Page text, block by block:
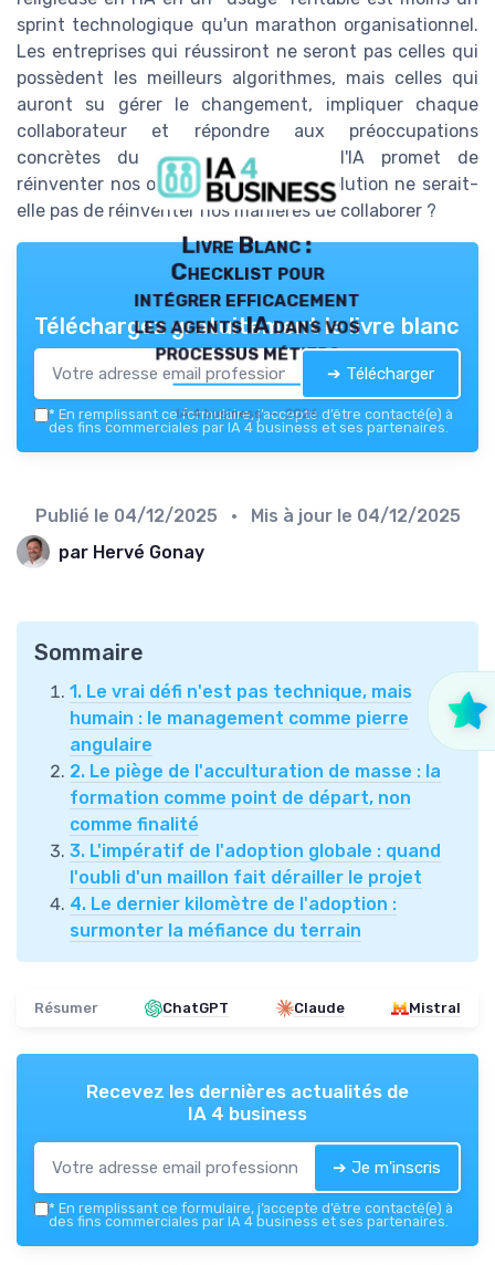
sprint technologique qu'un marathon organisationnel.
Les entreprises qui réussiront ne seront pas celles qui
possèdent les meilleurs algorithmes, mais celles qui
auront su gérer le changement, impliquer chaque
collaborateur et répondre aux préoccupations
concrètes du terrain. Alors que l'IA promet de
réinventer nos outils, la véritable révolution ne serait-
elle pas de réinventer nos manières de collaborer ?
Livre Blanc :
Checklist pour
intégrer efficacement
les agents IA dans vos
processus métiers
IA 4 business — 2026
Téléchargez gratuitement le livre blanc
➔ Télécharger
* En remplissant ce formulaire, j’accepte d’être contacté(e) à
des fins commerciales par IA 4 business et ses partenaires.
Publié le 04/12/2025 • Mis à jour le 04/12/2025
par Hervé Gonay
Sommaire
1. Le vrai défi n'est pas technique, mais
humain : le management comme pierre
angulaire
2. Le piège de l'acculturation de masse : la
formation comme point de départ, non
comme finalité
3. L'impératif de l'adoption globale : quand
l'oubli d'un maillon fait dérailler le projet
4. Le dernier kilomètre de l'adoption :
surmonter la méfiance du terrain
Résumer ChatGPT Claude Mistral
Recevez les dernières actualités de
IA 4 business
➔ Je m'inscris
* En remplissant ce formulaire, j’accepte d’être contacté(e) à
des fins commerciales par IA 4 business et ses partenaires.